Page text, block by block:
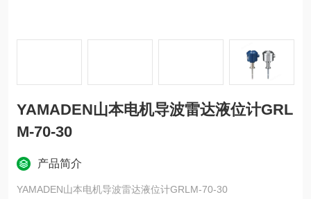
YAMADEN山本电机导波雷达液位计GRL
M-70-30
产品简介
YAMADEN山本电机导波雷达液位计GRLM-70-30